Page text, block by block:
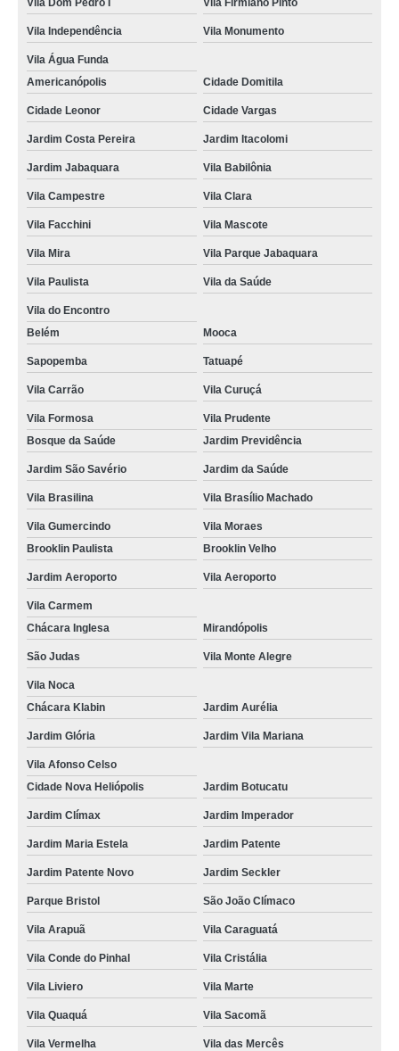
aula de direção categoria a Vila Romano
aula de direção automóvel qual o valor Cidade Jardim
fazer aula de direção em moto Vila Marte
aula de direção em moto qual o valor Jardim Novo Mundo
aula de direção defensiva qual o valor Sapopemba
fazer aula de direção categoria a Vila Brasílio Machado
fazer aula de direção em carros Vila Cristália
fazer aula de direção auto escola Chácara Klabin
Vila Dom Pedro I Vila Firmiano Pinto
Vila Independência Vila Monumento
Vila Água Funda
Americanópolis
Cidade Domitila
Cidade Leonor Cidade Vargas
Jardim Costa Pereira Jardim Itacolomi
Jardim Jabaquara Vila Babilônia
Vila Campestre Vila Clara
Vila Facchini Vila Mascote
Vila Mira Vila Parque Jabaquara
Vila Paulista Vila da Saúde
Vila do Encontro
Belém
Mooca
Sapopemba Tatuapé
Vila Carrão Vila Curuçá
Vila Formosa
Vila Prudente
Bosque da Saúde
Jardim Previdência
Jardim São Savério Jardim da Saúde
Vila Brasilina Vila Brasílio Machado
Vila Gumercindo
Vila Moraes
Brooklin Paulista
Brooklin Velho
Jardim Aeroporto Vila Aeroporto
Vila Carmem
Chácara Inglesa
Mirandópolis
São Judas Vila Monte Alegre
Vila Noca
Chácara Klabin
Jardim Aurélia
Jardim Glória Jardim Vila Mariana
Vila Afonso Celso
Cidade Nova Heliópolis
Jardim Botucatu
Jardim Clímax Jardim Imperador
Jardim Maria Estela Jardim Patente
Jardim Patente Novo Jardim Seckler
Parque Bristol São João Clímaco
Vila Arapuã Vila Caraguatá
Vila Conde do Pinhal Vila Cristália
Vila Liviero Vila Marte
Vila Quaquá Vila Sacomã
Vila Vermelha
Vila das Mercês